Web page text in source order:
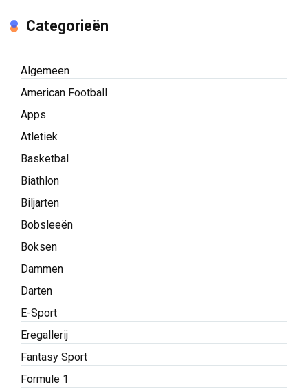
Categorieën
Algemeen
American Football
Apps
Atletiek
Basketbal
Biathlon
Biljarten
Bobsleeën
Boksen
Dammen
Darten
E-Sport
Eregallerij
Fantasy Sport
Formule 1